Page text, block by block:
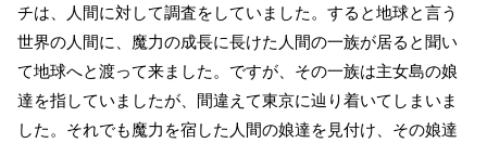
チは、人間に対して調査をしていました。すると地球と言う
世界の人間に、魔力の成長に長けた人間の一族が居ると聞い
て地球へと渡って来ました。ですが、その一族は主女島の娘
達を指していましたが、間違えて東京に辿り着いてしまいま
した。それでも魔力を宿した人間の娘達を見付け、その娘達